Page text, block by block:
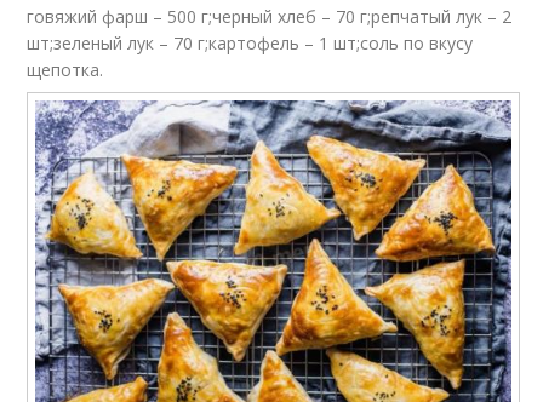
говяжий фарш – 500 г;черный хлеб – 70 г;репчатый лук – 2
шт;зеленый лук – 70 г;картофель – 1 шт;соль по вкусу
щепотка.